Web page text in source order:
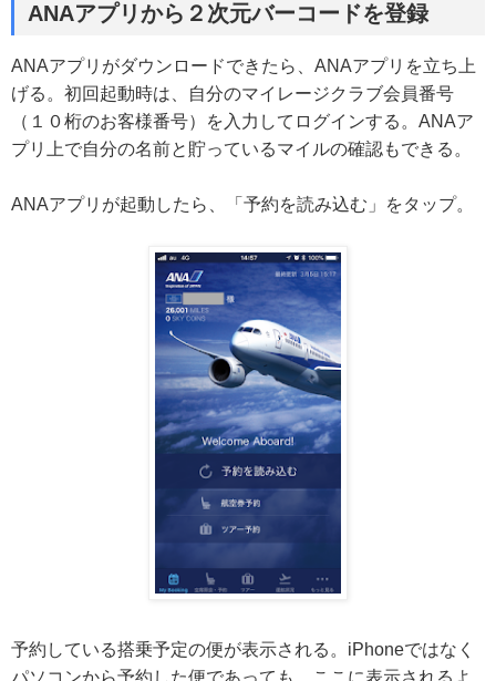
ANAアプリから２次元バーコードを登録
ANAアプリがダウンロードできたら、ANAアプリを立ち上
げる。初回起動時は、自分のマイレージクラブ会員番号
（１０桁のお客様番号）を入力してログインする。ANAア
プリ上で自分の名前と貯っているマイルの確認もできる。
ANAアプリが起動したら、「予約を読み込む」をタップ。
予約している搭乗予定の便が表示される。iPhoneではなく